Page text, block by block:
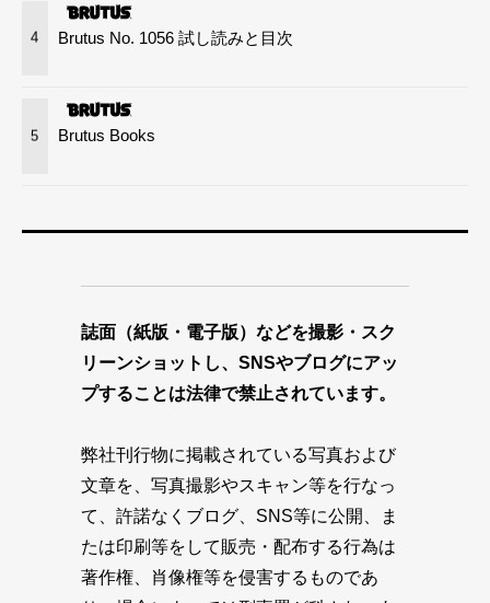
4 Brutus No. 1056 試し読みと目次
5 Brutus Books
誌面（紙版・電子版）などを撮影・スク
リーンショットし、SNSやブログにアッ
プすることは法律で禁止されています。
弊社刊行物に掲載されている写真および
文章を、写真撮影やスキャン等を行なっ
て、許諾なくブログ、SNS等に公開、ま
たは印刷等をして販売・配布する行為は
著作権、肖像権等を侵害するものであ